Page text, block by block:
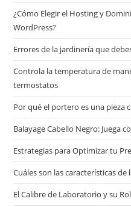
¿Cómo Elegir el Hosting y
WordPress?
Errores de la jardinería que
Controla la temperatura de
termostatos
Por qué el portero es una pieza
Balayage Cabello Negro: Juega
Estrategias para Optimizar tu
Cuáles son las características de
El Calibre de Laboratorio y su